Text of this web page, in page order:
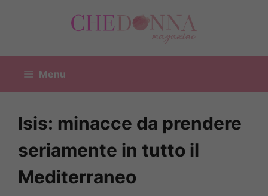
Menu
Isis: minacce da prendere
seriamente in tutto il
Mediterraneo